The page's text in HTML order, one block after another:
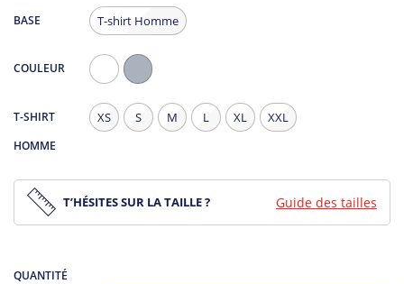
BASE T-shirt Homme
COULEUR
Chiné
T-SHIRT
HOMME
XS S M L XL XXL
T’HÉSITES SUR LA TAILLE ? Guide des tailles
QUANTITÉ